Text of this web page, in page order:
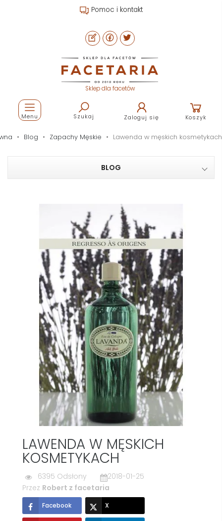
Pomoc i kontakt
Sklep dla facetów
Szukaj Zaloguj się Koszyk
Menu
Blog Zapachy Męskie Lawenda w męskich kosmetykach
BLOG
LAWENDA W MĘSKICH
KOSMETYKACH
6395 Odsłony
2018-01-25
Przez Robert z facetaria
Facebook X